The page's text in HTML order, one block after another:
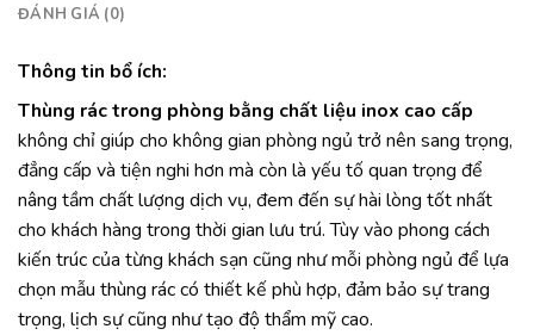
ĐÁNH GIÁ (0)
Thông tin bổ ích:
Thùng rác trong phòng bằng chất liệu inox cao cấp
không chỉ giúp cho không gian phòng ngủ trở nên sang trọng,
đẳng cấp và tiện nghi hơn mà còn là yếu tố quan trọng để
nâng tầm chất lượng dịch vụ, đem đến sự hài lòng tốt nhất
cho khách hàng trong thời gian lưu trú. Tùy vào phong cách
kiến trúc của từng khách sạn cũng như mỗi phòng ngủ để lựa
chọn mẫu thùng rác có thiết kế phù hợp, đảm bảo sự trang
trọng, lịch sự cũng như tạo độ thẩm mỹ cao.